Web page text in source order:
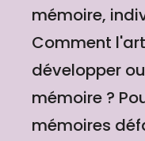
mémoire,
Comment
développer
mémoire ?
mémoires